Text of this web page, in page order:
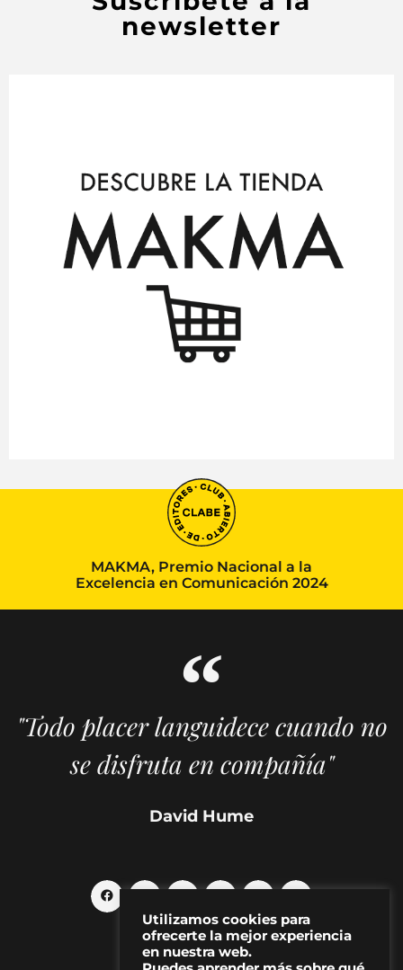
newsletter
MAKMA, Premio Nacional a la
Excelencia en Comunicación 2024
"Todo placer languidece cuando no
se disfruta en compañía"
David Hume
Utilizamos cookies para
ofrecerte la mejor experiencia
en nuestra web.